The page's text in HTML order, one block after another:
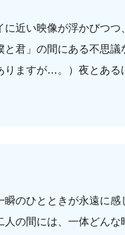
に近い映像が浮かびつ
君」の間にある不思議
りますが…。）夜とある
瞬のひとときが永遠に
人の間には、一体どん